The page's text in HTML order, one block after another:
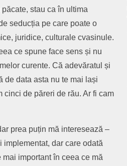
stau ca în ultima
seducția pe care poate o
juridice, culturale cvasinule.
ce spune face sens și nu
curente. Că adevăratul și
de data asta nu te mai lași
cinci de păreri de rău. Ar fi cam
prea puțin mă interesează –
dar care odată
important în ceea ce mă